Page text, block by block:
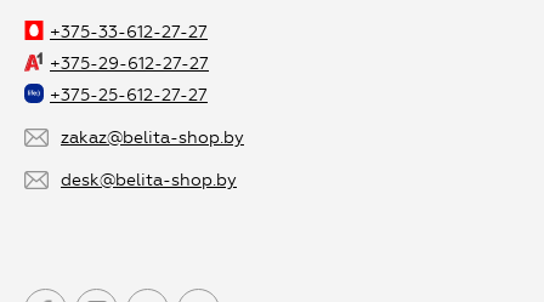
+375-33-612-27-27
+375-29-612-27-27
+375-25-612-27-27
zakaz@belita-shop.by
desk@belita-shop.by